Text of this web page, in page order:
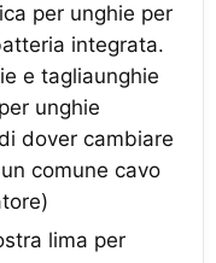
per unghie per
integrata.
e tagliaunghie
unghie
dover cambiare
comune cavo
lima per